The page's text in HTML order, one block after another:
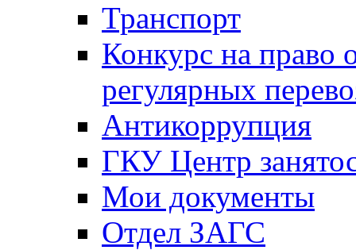
Транспорт
Конкурс на право
регулярных
Антикоррупция
ГКУ Центр
Мои документы
Отдел ЗАГС